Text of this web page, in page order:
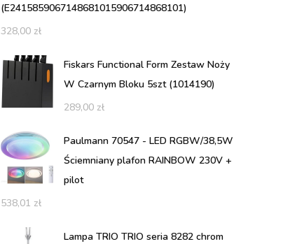
(E2415859067148681015906714868101)
328,00 zł
Fiskars Functional Form Zestaw Noży
W Czarnym Bloku 5szt (1014190)
289,00 zł
Paulmann 70547 - LED RGBW/38,5W
Ściemniany plafon RAINBOW 230V +
pilot
538,01 zł
Lampa TRIO TRIO seria 8282 chrom